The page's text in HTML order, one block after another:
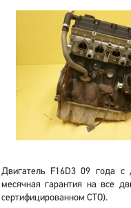
Двигатель F16D3 09 года с
месячная гарантия на все
сертифицированном СТО).